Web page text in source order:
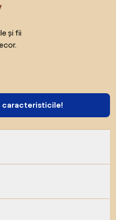
și fii
caracteristicile!